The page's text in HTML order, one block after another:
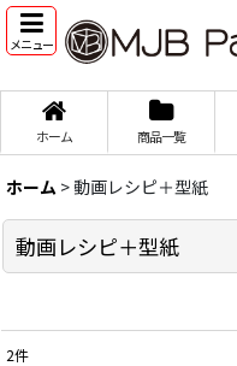
メニュー
ホーム 商品一覧
ホーム > 動画レシピ＋型紙
動画レシピ＋型紙
2件